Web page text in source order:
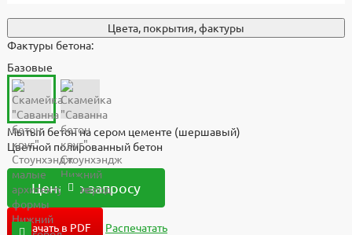
Цвета, покрытия, фактуры
Фактуры бетона:
Базовые
Мытый бетон на сером цементе (шершавый)
Цветной полированный бетон
Цена по запросу
Скачать в PDF Распечатать